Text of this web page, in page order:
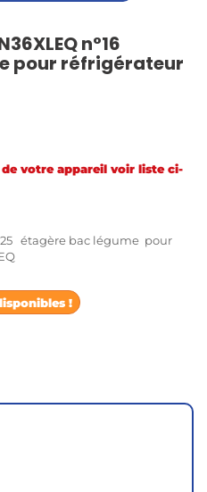
n°16
pour réfrigérateur
votre appareil voir liste ci-
étagère bac légume pour
!